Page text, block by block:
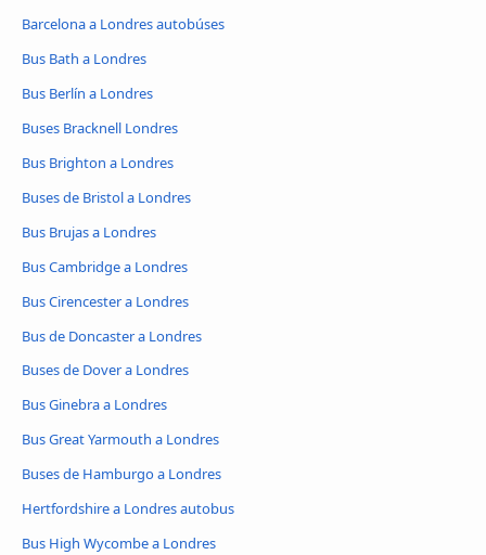
Barcelona a Londres autobúses
Bus Bath a Londres
Bus Berlín a Londres
Buses Bracknell Londres
Bus Brighton a Londres
Buses de Bristol a Londres
Bus Brujas a Londres
Bus Cambridge a Londres
Bus Cirencester a Londres
Bus de Doncaster a Londres
Buses de Dover a Londres
Bus Ginebra a Londres
Bus Great Yarmouth a Londres
Buses de Hamburgo a Londres
Hertfordshire a Londres autobus
Bus High Wycombe a Londres